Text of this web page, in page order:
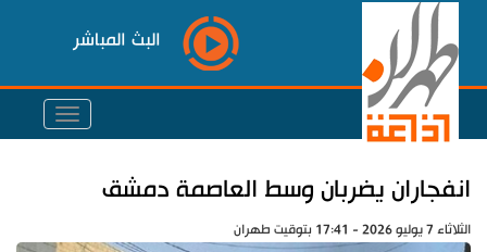
البث المباشر
انفجاران يضربان وسط العاصمة دمشق
الثلاثاء 7 يوليو 2026 - 17:41 بتوقيت طهران